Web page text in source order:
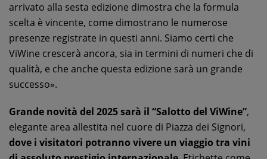
arrivato alla sesta edizione dimostra che la formula
scelta è vincente, come dimostrano le numerose
presenze registrate in questi anni. Siamo certi che
ViWine crescerà ancora, sia in termini di numeri che di
qualità, e che anche questa edizione sarà un grande
successo».
Grande novità del 2025 sarà il “Salotto del ViWine”,
elegante area allestita nel cuore di Piazza dei Signori,
dove i visitatori potranno vivere un viaggio tra vini